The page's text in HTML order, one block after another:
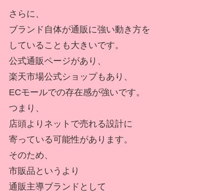
さらに、
ブランド自体が通販に強い動き方を
していることも大きいです。
公式通販ページがあり、
楽天市場公式ショップもあり、
ECモールでの存在感が強いです。
つまり、
店頭よりネットで売れる設計に
寄っている可能性があります。
そのため、
市販品というより
通販主導ブランドとして